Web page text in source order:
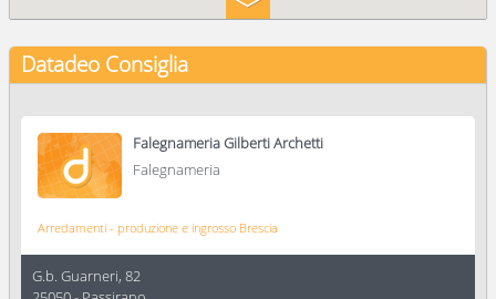
Datadeo Consiglia
Falegnameria Gilberti Archetti
Falegnameria
Arredamenti - produzione e ingrosso Brescia
G.b. Guarneri, 82